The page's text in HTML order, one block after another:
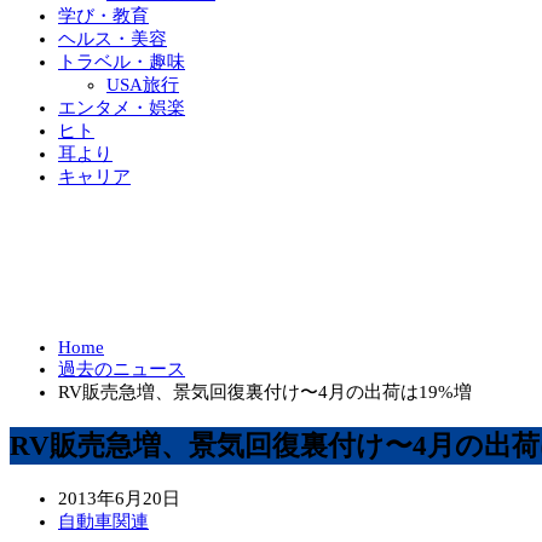
学び・教育
ヘルス・美容
トラベル・趣味
USA旅行
エンタメ・娯楽
ヒト
耳より
キャリア
Home
過去のニュース
RV販売急増、景気回復裏付け〜4月の出荷は19%増
RV販売急増、景気回復裏付け〜4月の出
2013年6月20日
自動車関連